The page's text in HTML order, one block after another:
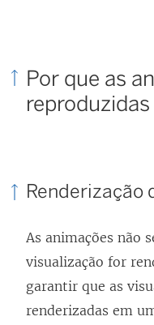
Por que as
reproduzidas
Renderização
As animações não
visualização for
garantir que as
renderizadas em